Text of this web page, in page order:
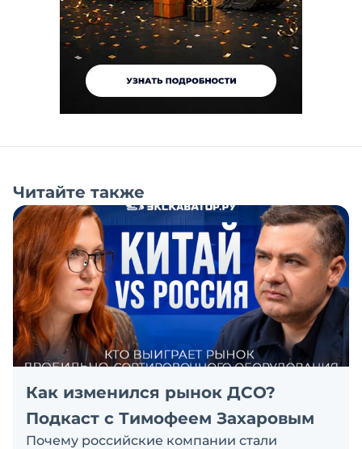
Читайте также
Как изменился рынок ДСО?
Подкаст с Тимофеем Захаровым
Почему российские компании стали